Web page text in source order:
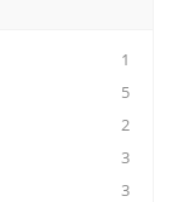
1
5
2
3
3